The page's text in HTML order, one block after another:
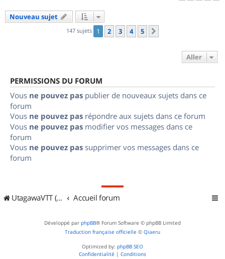
Nouveau sujet
147 sujets 1 2 3 4 5
Aller
PERMISSIONS DU FORUM
Vous ne pouvez pas publier de nouveaux sujets dans ce
forum
Vous ne pouvez pas répondre aux sujets dans ce forum
Vous ne pouvez pas modifier vos messages dans ce
forum
Vous ne pouvez pas supprimer vos messages dans ce
forum
UtagawaVTT (Randos VTT et VTTAE avec traces GPS) Accueil forum
Développé par phpBB® Forum Software © phpBB Limited
Traduction française officielle © Qiaeru
Optimized by: phpBB SEO
Confidentialité | Conditions